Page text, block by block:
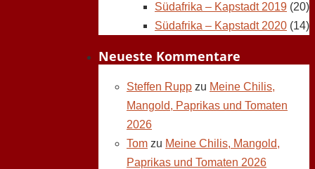
Südafrika – Kapstadt 2019 (20)
Südafrika – Kapstadt 2020 (14)
Neueste Kommentare
Steffen Rupp zu Meine Chilis,
Mangold, Paprikas und Tomaten
2026
Tom zu Meine Chilis, Mangold,
Paprikas und Tomaten 2026